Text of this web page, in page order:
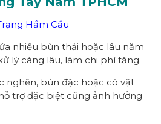
Hầm Cầu
nhiều bùn thải hoặc lâu năm
lý càng lâu, làm chi phí tăng.
nghẽn, bùn đặc hoặc có vật
trợ đặc biệt cũng ảnh hưởng